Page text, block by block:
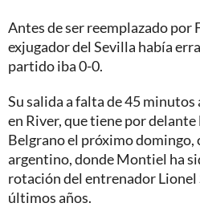
Antes de ser reemplazado por
exjugador del Sevilla había
partido iba 0-0.
Su salida a falta de 45
en River, que tiene por
Belgrano el próximo domingo,
argentino, donde Montiel ha
rotación del entrenador
últimos años.